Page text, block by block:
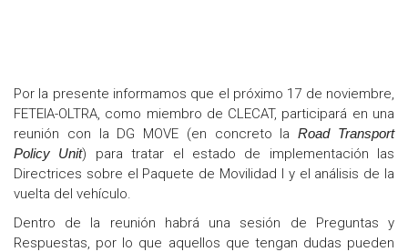
Por la presente informamos que el próximo 17 de noviembre,
FETEIA-OLTRA, como miembro de CLECAT, participará en una
reunión con la DG MOVE (en concreto laRoad Transport
Policy Unit) para tratar el estado de implementación las
Directrices sobre el Paquete de Movilidad I y el análisis de la
vuelta del vehículo.
Dentro de la reunión habrá una sesión de Preguntas y
Respuestas, por lo que aquellos que tengan dudas pueden